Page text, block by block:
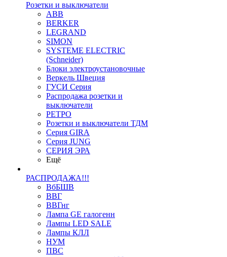
Розетки и выключатели
ABB
BERKER
LEGRAND
SIMON
SYSTEME ELECTRIC
(Schneider)
Блоки электроустановочные
Веркель Швеция
ГУСИ Серия
Распродажа розетки и
выключатели
РЕТРО
Розетки и выключатели ТДМ
Серия GIRA
Серия JUNG
СЕРИЯ ЭРА
Ещё
РАСПРОДАЖА!!!
ВбБШВ
ВВГ
ВВГнг
Лампа GE галогенн
Лампы LED SALE
Лампы КЛЛ
НУМ
ПВС